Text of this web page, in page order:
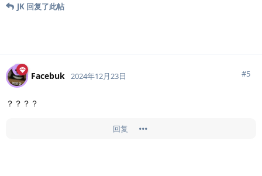
JK 回复了此帖
Facebuk 2024年12月23日 #5
？？？？
回复